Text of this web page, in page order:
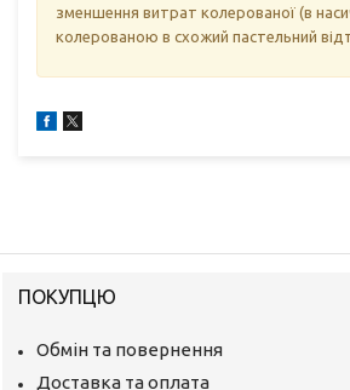
зменшення витрат колерованої (в
колерованою в схожий пастельний
ПОКУПЦЮ
Обмін та повернення
Доставка та оплата